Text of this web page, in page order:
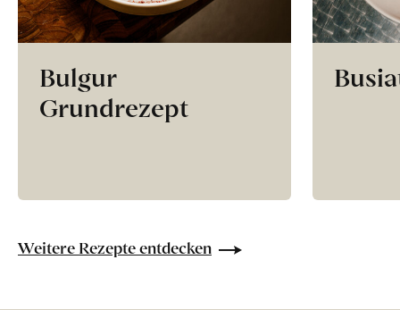
Bulgur
Grundrezept
Weitere Rezepte entdecken